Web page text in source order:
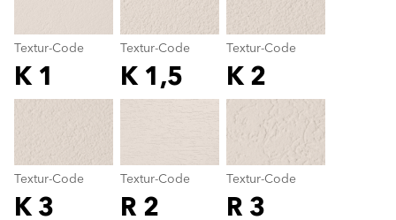
Textur-Code
K 1
Textur-Code
K 1,5
Textur-Code
K 2
Textur-Code
K 3
Textur-Code
R 2
Textur-Code
R 3
Textur-Code
color_name